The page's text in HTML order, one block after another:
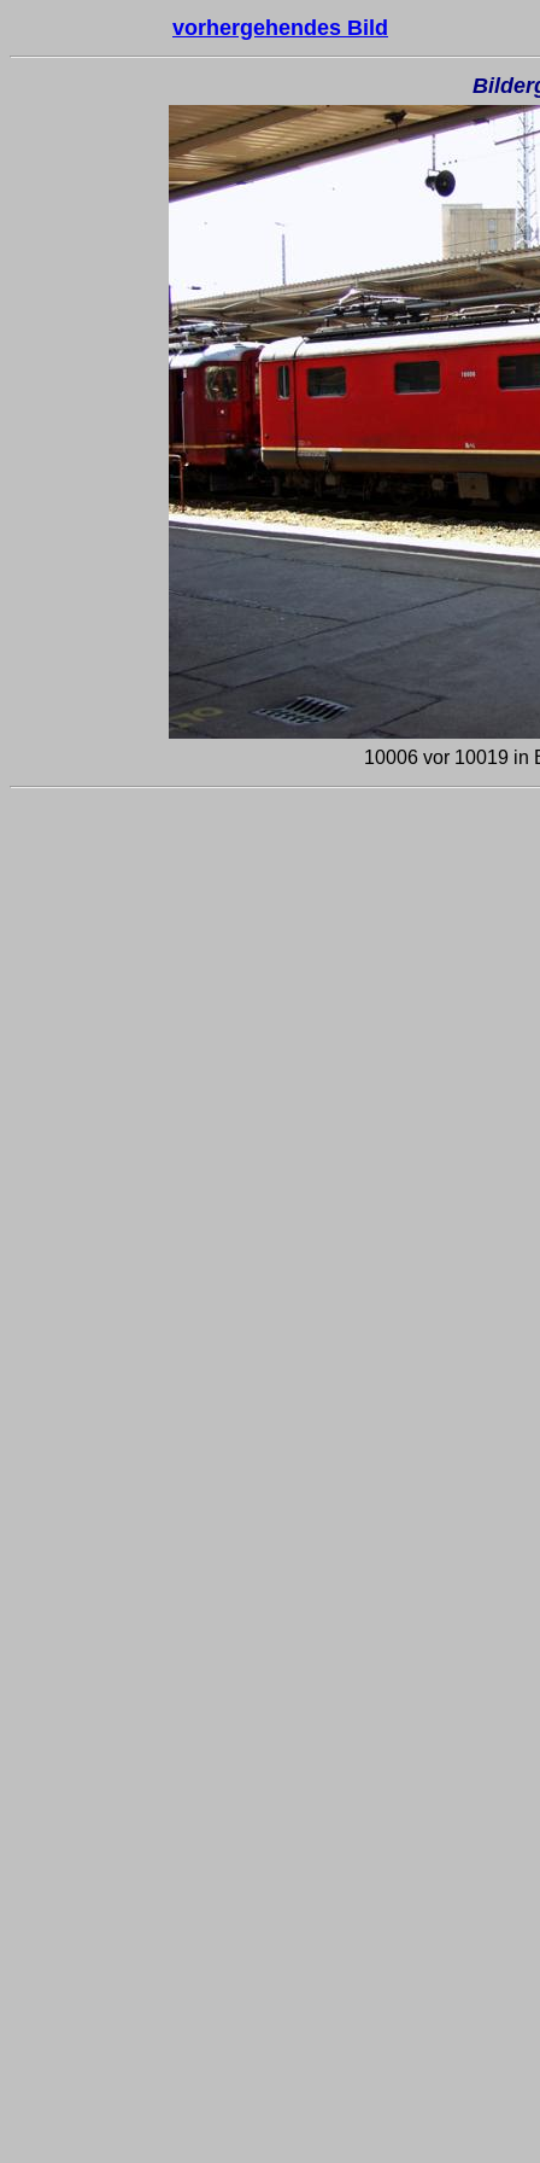
vorhergehendes Bild
10006 vor 10019 in